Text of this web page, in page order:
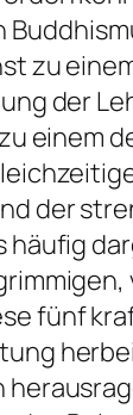
zu
der
einem
der
fünf